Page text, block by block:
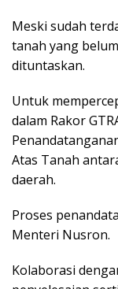
Meski sudah
tanah yang
dituntaskan.
Untuk
dalam Rakor
Atas Tanah
daerah.
Proses
Menteri Nusron.
Kolaborasi